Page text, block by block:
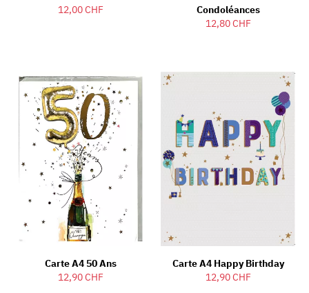
12,00 CHF
Condoléances
12,80 CHF
Carte A4 50 Ans
12,90 CHF
Carte A4 Happy Birthday
12,90 CHF